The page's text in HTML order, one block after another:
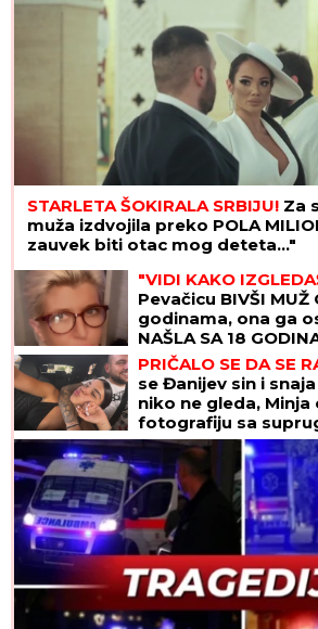
STARLETA ŠOKIRALA SRBIJU! Za
muža izdvojila preko POLA
zauvek biti otac mog deteta..."
"VIDI KAKO
Pevačicu BIVŠI MUŽ
godinama, ona ga
NAŠLA SA 18
PRIČALO SE DA SE
se Đanijev sin i
niko ne gleda, Minja
fotografiju sa
detalj jasno otkriva
braku